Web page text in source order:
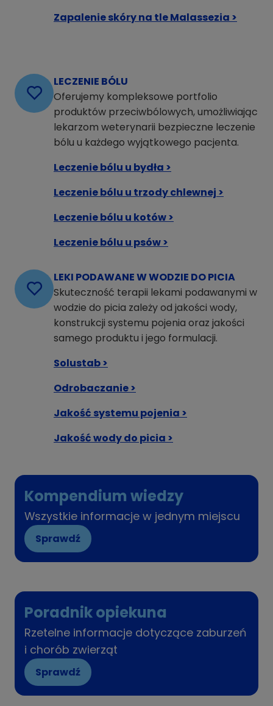
Zapalenie skóry na tle Malassezia >
LECZENIE BÓLU
Oferujemy kompleksowe portfolio
produktów przeciwbólowych, umożliwiając
lekarzom weterynarii bezpieczne leczenie
bólu u każdego wyjątkowego pacjenta.
Leczenie bólu u bydła >
Leczenie bólu u trzody chlewnej >
Leczenie bólu u kotów >
Leczenie bólu u psów >
LEKI PODAWANE W WODZIE DO PICIA
Skuteczność terapii lekami podawanymi w
wodzie do picia zależy od jakości wody,
konstrukcji systemu pojenia oraz jakości
samego produktu i jego formulacji.
Solustab >
Odrobaczanie >
Jakość systemu pojenia >
Jakość wody do picia >
Kompendium wiedzy
Wszystkie informacje w jednym miejscu
Sprawdź
Poradnik opiekuna
Rzetelne informacje dotyczące zaburzeń
i chorób zwierząt
Sprawdź